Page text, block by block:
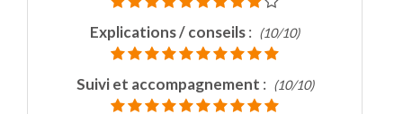
Explications / conseils: (10/10)
Suivi et accompagnement : (10/10)